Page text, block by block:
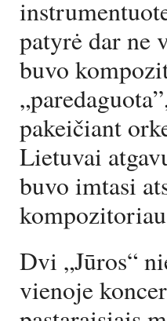
patyrė dar ne
buvo
pakeičiant
Lietuvai
buvo imtasi
Dvi „Jūros“
vienoje